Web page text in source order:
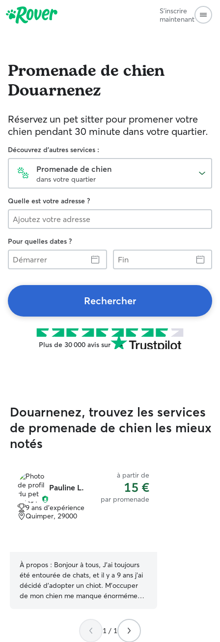
S'inscrire
maintenant
Promenade de chien
Douarnenez
Réservez un pet sitter pour promener votre
chien pendant 30 minute dans votre quartier.
Découvrez d'autres services :
Promenade de chien
dans votre quartier
Quelle est votre adresse ?
Pour quelles dates ?
Démarrer
Fin
Rechercher
Plus de 30 000 avis sur
Douarnenez, trouvez les services
de promenade de chien les mieux
notés
Pauline L.
à partir de
15 €
par promenade
9 ans d'expérience
Quimper, 29000
À propos : Bonjour à tous, J’ai toujours
été entourée de chats, et il y a 9 ans j’ai
décidé d’adopter un chiot. M’occuper
de mon chien me manque énormément.
l’instant, est de rendre heureux les
animaux des autres comme j’ai rendu les
1 / 1